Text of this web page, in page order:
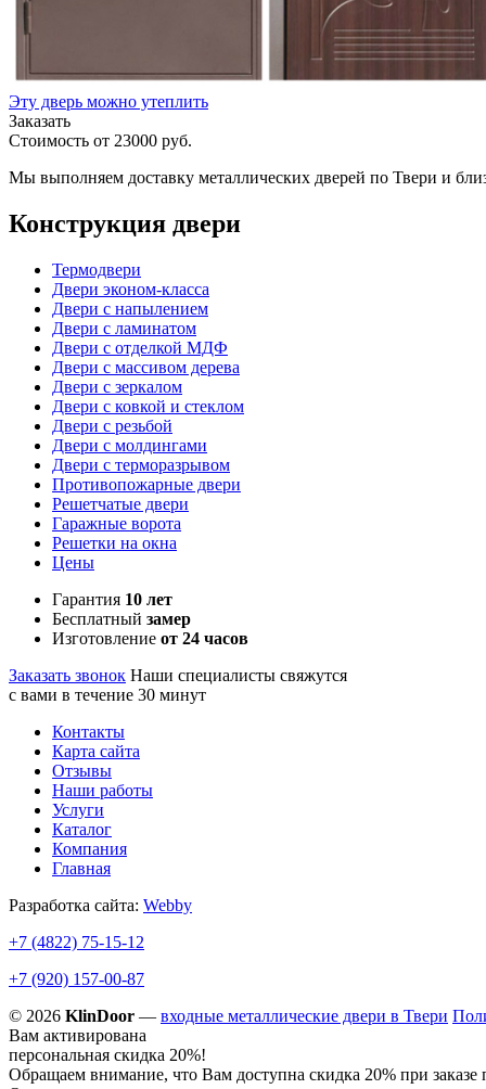
Эту дверь можно утеплить
Заказать
Стоимость от 23000 руб.
Мы выполняем доставку металлических дверей по Твери и
Конструкция двери
Термодвери
Двери эконом-класса
Двери с напылением
Двери с ламинатом
Двери с отделкой МДФ
Двери с массивом дерева
Двери с зеркалом
Двери с ковкой и стеклом
Двери с резьбой
Двери с молдингами
Двери с терморазрывом
Противопожарные двери
Решетчатые двери
Гаражные ворота
Решетки на окна
Цены
Гарантия 10 лет
Бесплатный замер
Изготовление от 24 часов
Заказать звонок Наши специалисты свяжутся
с вами в течение 30 минут
Контакты
Карта сайта
Отзывы
Наши работы
Услуги
Каталог
Компания
Главная
Разработка сайта: Webby
+7 (4822) 75-15-12
+7 (920) 157-00-87
© 2026 KlinDoor — входные металлические двери в Твери
Вам активирована
персональная скидка 20%!
Обращаем внимание, что Вам доступна скидка 20% при заказе